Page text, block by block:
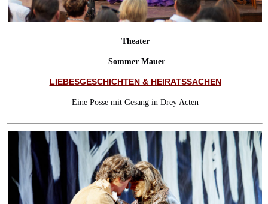
Theater
Sommer Mauer
LIEBESGESCHICHTEN & HEIRATSSACHEN
Eine Posse mit Gesang in Drey Acten